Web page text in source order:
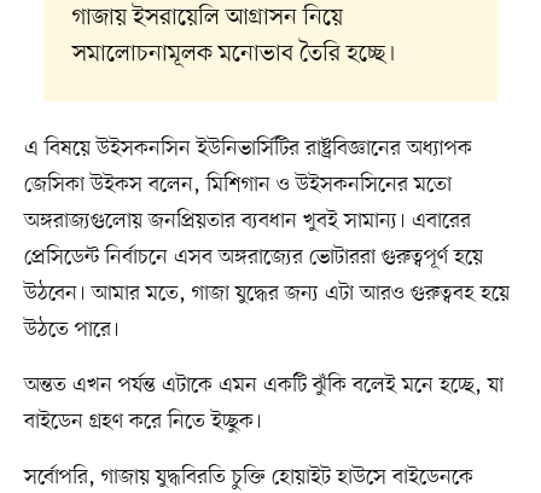
গাজায় ইসরায়েলি আগ্রাসন নিয়ে
সমালোচনামূলক মনোভাব তৈরি হচ্ছে।
এ বিষয়ে উইসকনসিন ইউনিভার্সিটির রাষ্ট্রবিজ্ঞানের অধ্যাপক
জেসিকা উইকস বলেন, মিশিগান ও উইসকনসিনের মতো
অঙ্গরাজ্যগুলোয় জনপ্রিয়তার ব্যবধান খুবই সামান্য। এবারের
প্রেসিডেন্ট নির্বাচনে এসব অঙ্গরাজ্যের ভোটাররা গুরুত্বপূর্ণ হয়ে
উঠবেন। আমার মতে, গাজা যুদ্ধের জন্য এটা আরও গুরুত্ববহ হয়ে
উঠতে পারে।
অন্তত এখন পর্যন্ত এটাকে এমন একটি ঝুঁকি বলেই মনে হচ্ছে, যা
বাইডেন গ্রহণ করে নিতে ইচ্ছুক।
সর্বোপরি, গাজায় যুদ্ধবিরতি চুক্তি হোয়াইট হাউসে বাইডেনকে